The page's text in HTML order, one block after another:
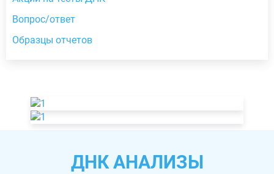
Вопрос/ответ
Образцы отчетов
ДНК АНАЛИЗЫ